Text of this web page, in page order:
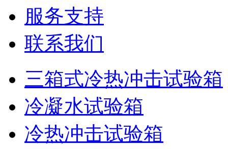
服务支持
联系我们
三箱式冷热冲击试验箱
冷凝水试验箱
冷热冲击试验箱